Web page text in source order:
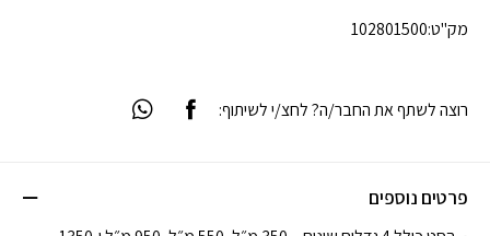
מק"ט:102801500
פרטים נוספים
רוצה לשתף את החבר/ה? לחצ/י לשיתוף: